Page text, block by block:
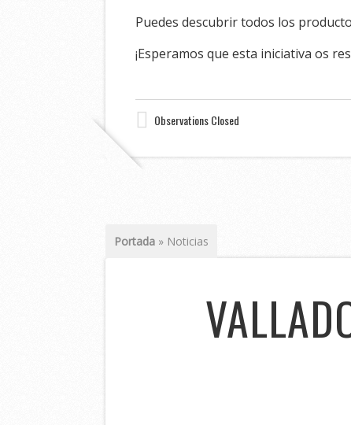
Puedes descubrir todos los
¡Esperamos que esta iniciativa os
Observations Closed
Portada » Noticias